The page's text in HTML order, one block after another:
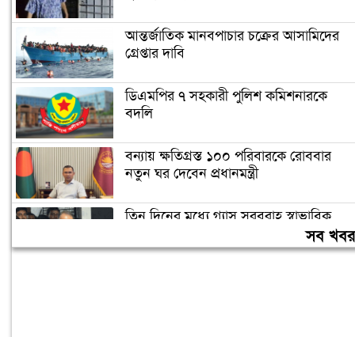
আন্তর্জাতিক মানবপাচার চক্রের আসামিদের
গ্রেপ্তার দাবি
ডিএমপির ৭ সহকারী পুলিশ কমিশনারকে
বদলি
বন্যায় ক্ষতিগ্রস্ত ১০০ পরিবারকে রোববার
নতুন ঘর দেবেন প্রধানমন্ত্রী
তিন দিনের মধ্যে গ্যাস সরবরাহ স্বাভাবিক
সব